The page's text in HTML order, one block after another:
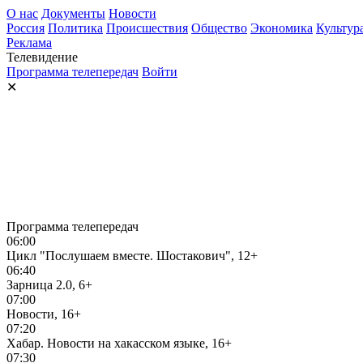
О нас Документы Новости
Россия Политика Происшествия Общество Экономика
Реклама
Телевидение
Программа телепередач Войти
✕
Программа телепередач
06:00
Цикл "Послушаем вместе. Шостакович", 12+
06:40
Зарница 2.0, 6+
07:00
Новости, 16+
07:20
Хабар. Новости на хакасском языке, 16+
07:30